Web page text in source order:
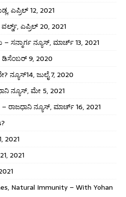
ಎಪ್ರಿಲ್ 12, 2021
ಎಪ್ರಿಲ್ 20, 2021
ನ್ಯೂಸ್, ಮಾರ್ಚ್ 13, 2021
ಡಿಸೆಂಬರ್ 9, 2020
ಜುಲೈ 7, 2020
ನ್ಯೂಸ್, ಮೇ 5, 2021
ನ್ಯೂಸ್, ಮಾರ್ಚ್ 16, 2021
2021
2021
Natural Immunity – With Yohan